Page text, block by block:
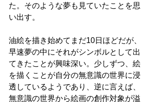
た。そのような夢も見ていたことを思
い出す。
油絵を描き始めてまだ10日ほどだが、
早速夢の中にそれがシンボルとして出
てきたことが興味深い。少しずつ、絵
を描くことが自分の無意識の世界に浸
透しているようであり、逆に言えば、
無意識の世界から絵画の創作対象が溢